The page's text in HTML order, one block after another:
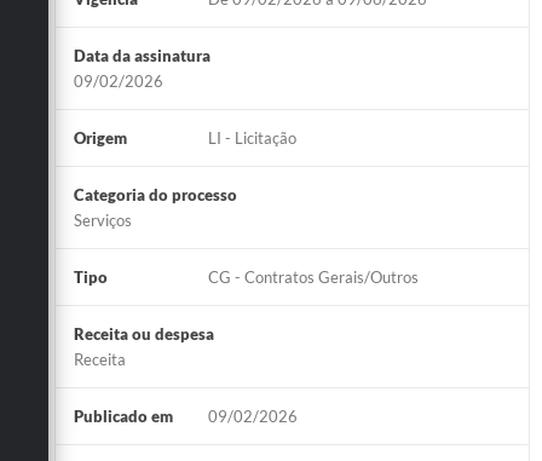
Data da assinatura
09/02/2026
Origem LI - Licitação
Categoria do processo
Serviços
Tipo CG - Contratos Gerais/Outros
Receita ou despesa
Receita
Publicado em 09/02/2026